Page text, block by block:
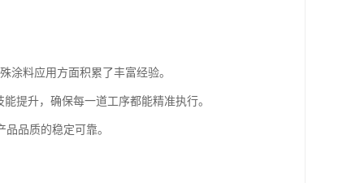
涂料应用方面积累了丰富经验。
提升，确保每一道工序都能精准执行。
品质的稳定可靠。